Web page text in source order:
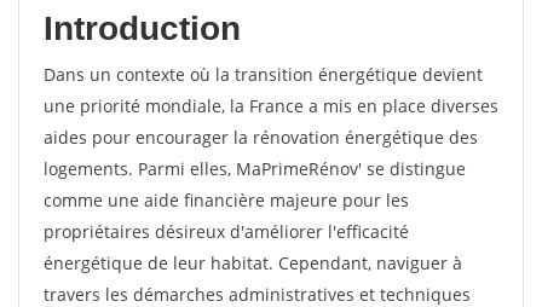
Introduction
Dans un contexte où la transition énergétique devient
une priorité mondiale, la France a mis en place diverses
aides pour encourager la rénovation énergétique des
logements. Parmi elles, MaPrimeRénov' se distingue
comme une aide financière majeure pour les
propriétaires désireux d'améliorer l'efficacité
énergétique de leur habitat. Cependant, naviguer à
travers les démarches administratives et techniques